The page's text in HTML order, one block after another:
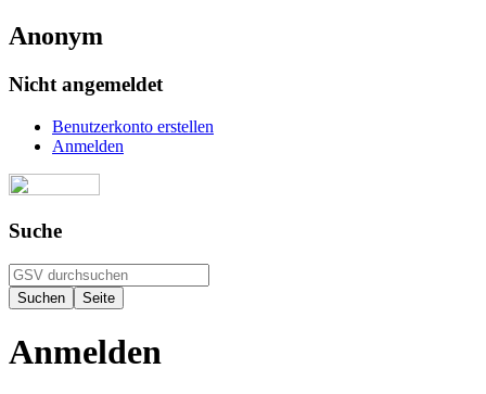
Anonym
Nicht angemeldet
Benutzerkonto erstellen
Anmelden
Suche
Anmelden